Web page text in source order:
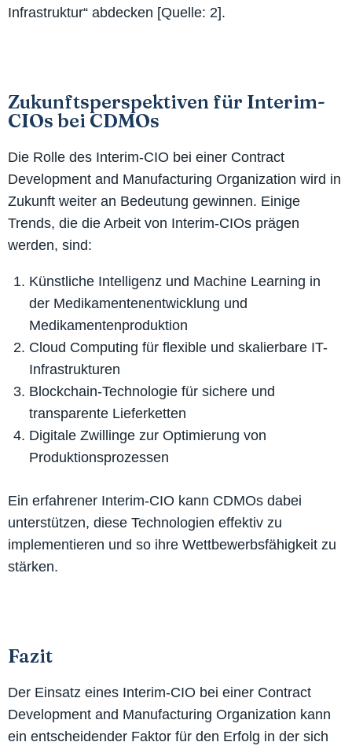
Infrastruktur“ abdecken [Quelle: 2].
Zukunftsperspektiven für Interim-
CIOs bei CDMOs
Die Rolle des Interim-CIO bei einer Contract
Development and Manufacturing Organization wird in
Zukunft weiter an Bedeutung gewinnen. Einige
Trends, die die Arbeit von Interim-CIOs prägen
werden, sind:
Künstliche Intelligenz und Machine Learning in
der Medikamentenentwicklung und
Medikamentenproduktion
Cloud Computing für flexible und skalierbare IT-
Infrastrukturen
Blockchain-Technologie für sichere und
transparente Lieferketten
Digitale Zwillinge zur Optimierung von
Produktionsprozessen
Ein erfahrener Interim-CIO kann CDMOs dabei
unterstützen, diese Technologien effektiv zu
implementieren und so ihre Wettbewerbsfähigkeit zu
stärken.
Fazit
Der Einsatz eines Interim-CIO bei einer Contract
Development and Manufacturing Organization kann
ein entscheidender Faktor für den Erfolg in der sich